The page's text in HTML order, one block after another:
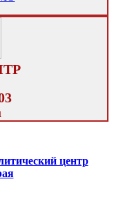
центр